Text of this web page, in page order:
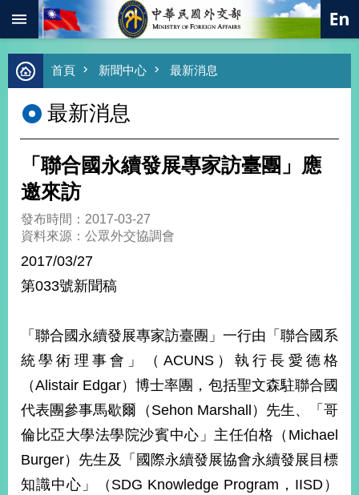
跳到主要內容區塊
進
階
尋
熱
總
合
外
價
外
經
濟
不
落
國
海
首頁 新聞中心 最新消息
最新消息
「聯合國永續發展專家訪臺團」應
邀來訪
發布時間：2017-03-27
資料來源：公眾外交協調會
2017/03/27
第033號新聞稿
「聯合國永續發展專家訪臺團」一行由「聯合國系
統學術理事會」（ACUNS）執行長愛德格
（Alistair Edgar）博士率團，包括聖文森駐聯合國
代表團參事馬歇爾（Sehon Marshall）先生、「哥
倫比亞大學法學院沙賓中心」主任伯格（Michael
Burger）先生及「國際永續發展協會永續發展目標
知識中心」（SDG Knowledge Program，IISD）